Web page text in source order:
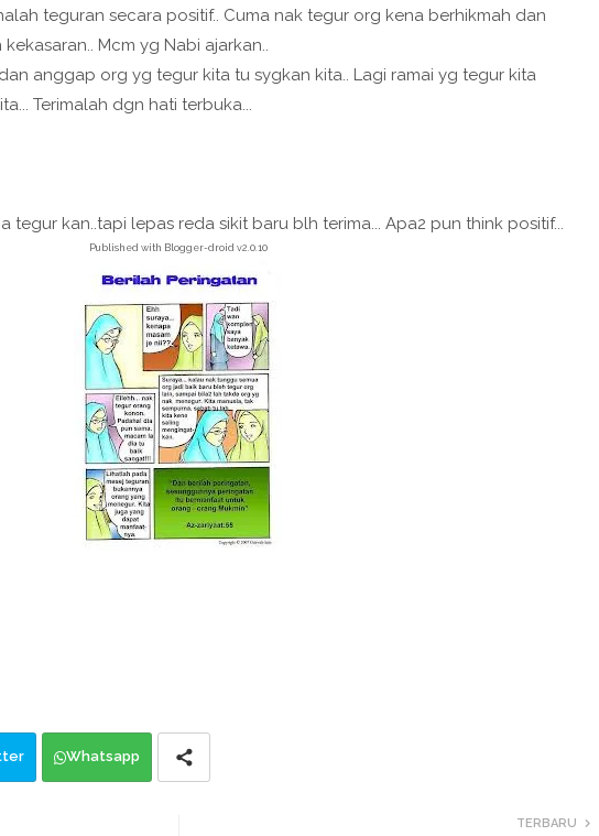
teguran secara positif.. Cuma nak tegur org kena berhikmah dan
Mcm yg Nabi ajarkan..
anggap org yg tegur kita tu sygkan kita.. Lagi ramai yg tegur kita
Terimalah dgn hati terbuka...
tegur kan..tapi lepas reda sikit baru blh terima... Apa2 pun think positif...
Published with Blogger-droid v2.0.10
Whatsapp
TERBARU